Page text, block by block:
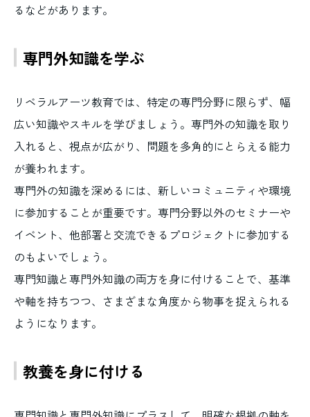
るなどがあります。
専門外知識を学ぶ
リベラルアーツ教育では、特定の専門分野に限らず、幅
広い知識やスキルを学びましょう。専門外の知識を取り
入れると、視点が広がり、問題を多角的にとらえる能力
が養われます。
専門外の知識を深めるには、新しいコミュニティや環境
に参加することが重要です。専門分野以外のセミナーや
イベント、他部署と交流できるプロジェクトに参加する
のもよいでしょう。
専門知識と専門外知識の両方を身に付けることで、基準
や軸を持ちつつ、さまざまな角度から物事を捉えられる
ようになります。
教養を身に付ける